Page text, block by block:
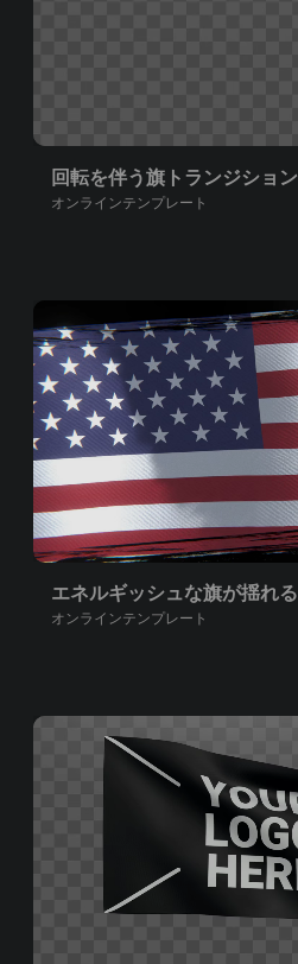
オンラインテンプレート
オンラインテンプレート